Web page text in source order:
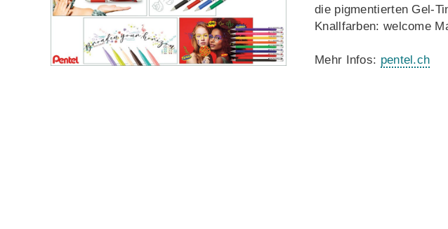
die pigmentierten Gel-
Knallfarben: welcome
Mehr Infos: pentel.ch